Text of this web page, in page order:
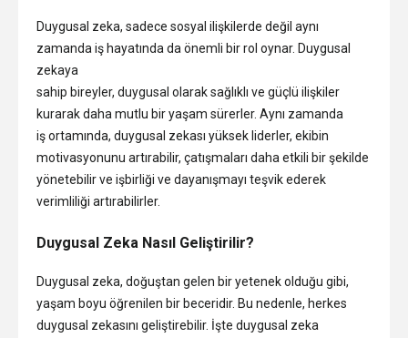
Duygusal zeka, sadece sosyal ilişkilerde değil aynı
zamanda iş hayatında da önemli bir rol oynar. Duygusal
zekaya
sahip bireyler, duygusal olarak sağlıklı ve güçlü ilişkiler
kurarak daha mutlu bir yaşam sürerler. Aynı zamanda
iş ortamında, duygusal zekası yüksek liderler, ekibin
motivasyonunu artırabilir, çatışmaları daha etkili bir şekilde
yönetebilir ve işbirliği ve dayanışmayı teşvik ederek
verimliliği artırabilirler.
Duygusal Zeka Nasıl Geliştirilir?
Duygusal zeka, doğuştan gelen bir yetenek olduğu gibi,
yaşam boyu öğrenilen bir beceridir. Bu nedenle, herkes
duygusal zekasını geliştirebilir. İşte duygusal zeka